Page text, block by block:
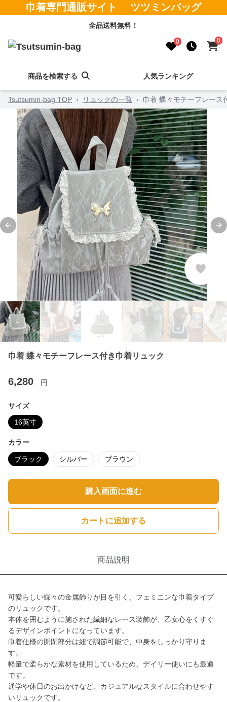
巾着専門通販サイト ツツミンバッグ
全品送料無料！
0 0
商品を検索する 人気ランキング
Tsutsumin-bag TOP › リュックの一覧 › 巾着 蝶々モチーフレース
Previous slide
巾着 蝶々モチーフレース付き巾着リュック
6,280 円
サイズ
16英寸
カラー
ブラック シルバー ブラウン
購入画面に進む
カートに追加する
商品説明
可愛らしい蝶々の金属飾りが目を引く、フェミニンな巾着タイプ
のリュックです。
本体を囲むように施された繊細なレース装飾が、乙女心をくすぐ
るデザインポイントになっています。
巾着仕様の開閉部分は紐で調節可能で、中身をしっかり守りま
す。
軽量で柔らかな素材を使用しているため、デイリー使いにも最適
です。
通学や休日のお出かけなど、カジュアルなスタイルに合わせやす
いリュックです。